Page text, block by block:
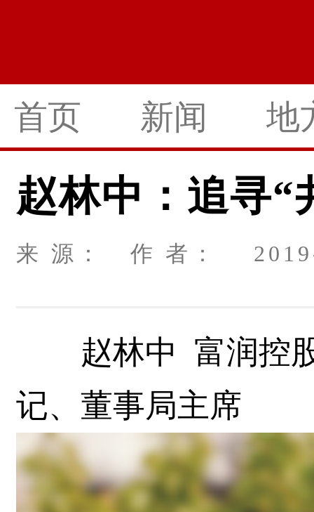
首页 新闻 地
赵林中：追寻“
来 源： 作 者：
赵林中 富润控股
记、董事局主席